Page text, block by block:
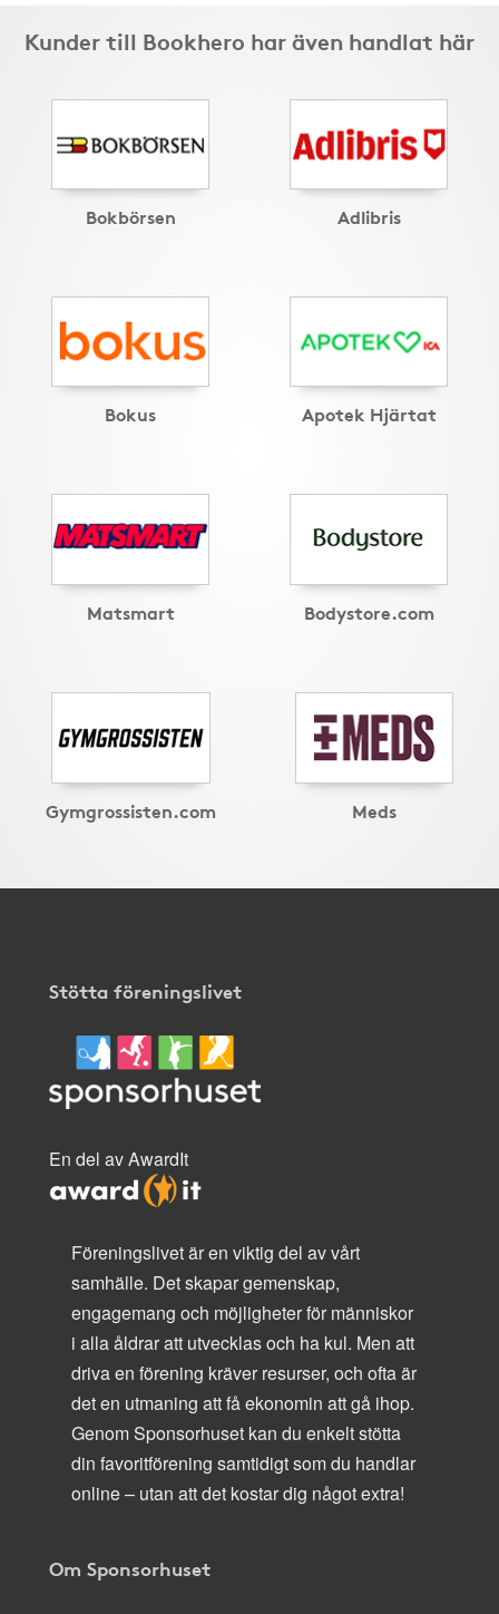
Kunder till Bookhero har även handlat här
Bokbörsen Adlibris
Bokus Apotek Hjärtat
Matsmart Bodystore.com
Gymgrossisten.com Meds
Stötta föreningslivet
En del av AwardIt
Föreningslivet är en viktig del av vårt
samhälle. Det skapar gemenskap,
engagemang och möjligheter för människor
i alla åldrar att utvecklas och ha kul. Men att
driva en förening kräver resurser, och ofta är
det en utmaning att få ekonomin att gå ihop.
Genom Sponsorhuset kan du enkelt stötta
din favoritförening samtidigt som du handlar
online – utan att det kostar dig något extra!
Om Sponsorhuset